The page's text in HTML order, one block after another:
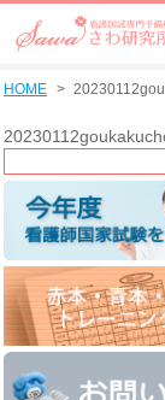
HOME